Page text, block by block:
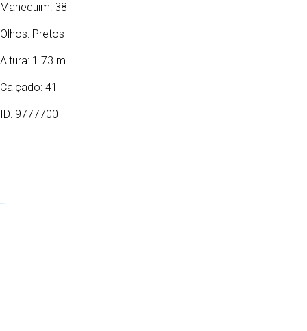
Manequim: 38
Olhos: Pretos
Altura: 1.73 m
Calçado: 41
ID: 9777700